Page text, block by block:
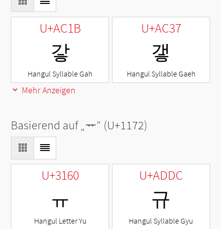
U+AC1B
갛
Hangul Syllable Gah
U+AC37
갷
Hangul Syllable Gaeh
Mehr Anzeigen
Basierend auf „ᅲ“ (U+1172)
U+3160
ㅠ
Hangul Letter Yu
U+ADDC
규
Hangul Syllable Gyu